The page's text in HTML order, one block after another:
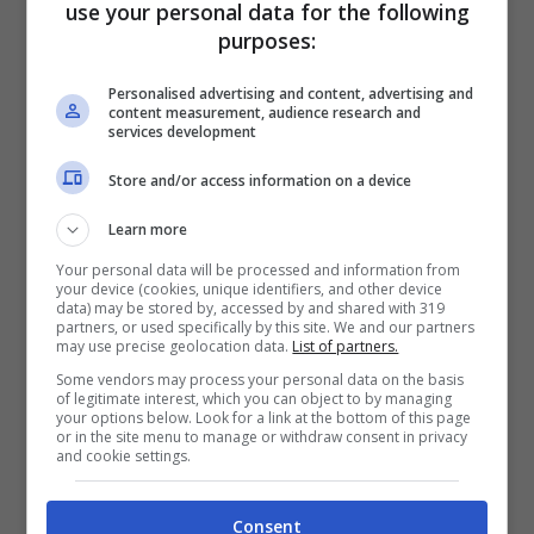
quando ho fatto questo film avevo un
gravissimo problema di salute e da 48 ore
so che non ce l’ho più”.CosìMax Giustiha
annunciato la sua rinascita, il suo momento
di gioia dopo un periodo di preoccupazione
che ha tenuto tutto per sé. L’attore ha
spiegato di non aver parlato con nessuno
della sua malattia e anche i suoi agenti erano
all’oscuro di tutto.
“In un’epoca in cui si condivide tutto ioho
voluto tenere questo problema per me,
non è stato facile, per un anno e mezzo”.
use your personal data for the following
purposes:
Personalised advertising and content, advertising and
content measurement, audience research and
services development
Store and/or access information on a device
Learn more
Your personal data will be processed and information from
your device (cookies, unique identifiers, and other device
data) may be stored by, accessed by and shared with 319
partners, or used specifically by this site. We and our partners
may use precise geolocation data. List of partners.
Some vendors may process your personal data on the basis
of legitimate interest, which you can object to by managing
your options below. Look for a link at the bottom of this page
or in the site menu to manage or withdraw consent in privacy
and cookie settings.
Consent